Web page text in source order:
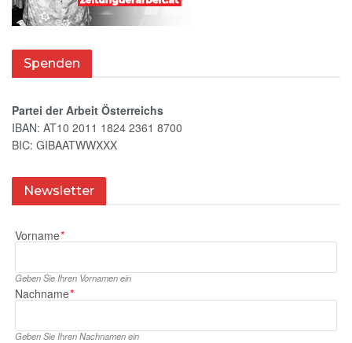
Spenden
Partei der Arbeit Österreichs
IBAN: AT10 2011 1824 2361 8700
BIC: GIBAATWWXXX
Newsletter
Vorname*
Geben Sie Ihren Vornamen ein
Nachname*
Geben Sie Ihren Nachnamen ein